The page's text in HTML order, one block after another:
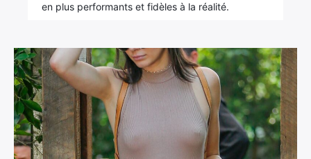
en plus performants et fidèles à la réalité.